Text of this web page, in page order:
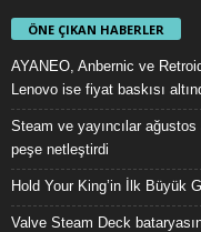
ÖNE ÇIKAN HABERLER
AYANEO, Anbernic ve
Lenovo ise fiyat baskısı
Steam ve yayıncılar
peşe netleştirdi
Hold Your King’in İlk Büyük
Valve Steam Deck